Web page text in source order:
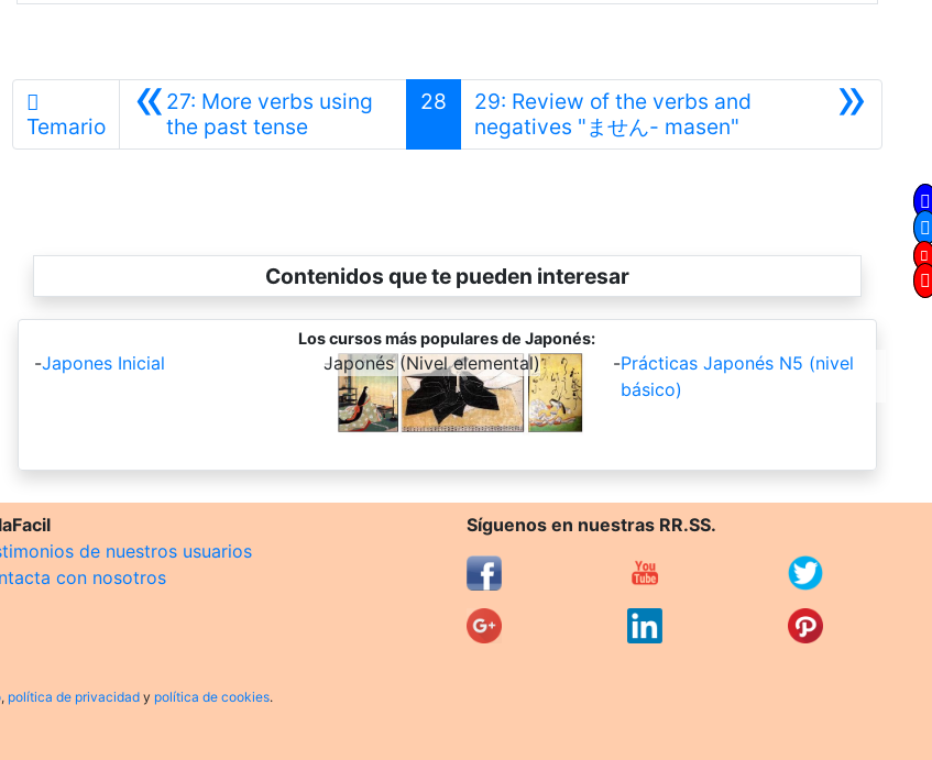
Temario «27: More verbs using
the past tenseAnterior
28 »
29: Review of the verbs and
negatives "ません- masen"Siguiente
Contenidos que te pueden interesar
Los cursos más populares de Japonés:
-Japones Inicial -
Japonés (Nivel elemental) -Prácticas Japonés N5 (nivel
básico)
de nuestros usuarios
con nosotros
Síguenos en nuestras RR.SS.
, política de privacidad y política de cookies.